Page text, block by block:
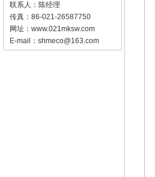
联系人：陈经理
传真：86-021-26587750
网址： www.021mksw.com
E-mail： shmeco@163.com